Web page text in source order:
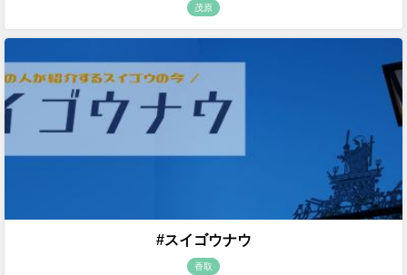
茂原
#スイゴウナウ
香取